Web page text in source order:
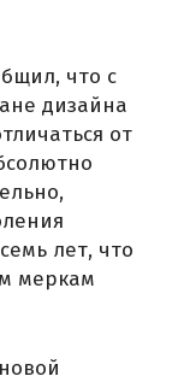
что с
дизайна
от
лет, что
меркам